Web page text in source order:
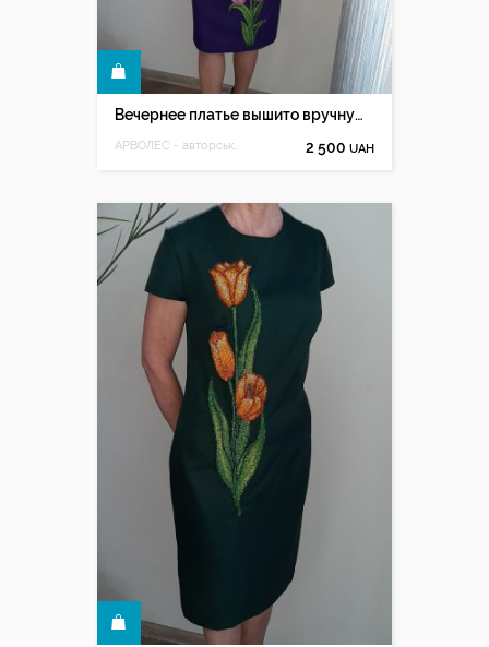
Вечернее платье вышито вручную бисером, фиолетовое платье
АРВОЛЕС - авторська ручна вишивка Олесі Мацюк 2 500 UAH